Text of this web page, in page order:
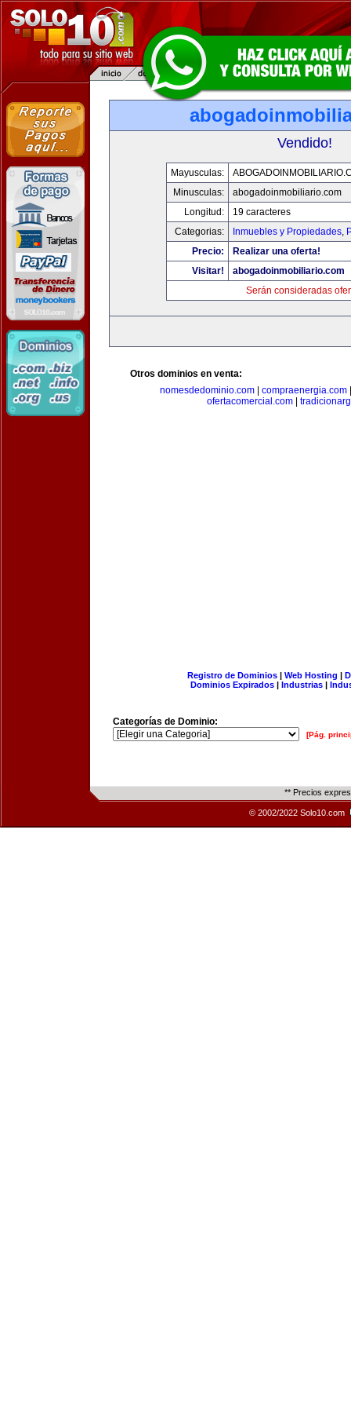
Vendido!
Mayusculas:
Minusculas:
abogadoinmobiliario.com
Longitud:
19 caracteres
Categorias:
Inmuebles y Propiedades,
Precio:
Realizar una oferta!
Visitar!
abogadoinmobiliario.com
Serán consideradas
Otros dominios en venta:
nomesdedominio.com| compraenergia.com
ofertacomercial.com
Registro de Dominios| Web Hosting |
Dominios Expirados | Industrias |
Categorías de Dominio:
[Pág.
** Precios
© 2002/2022 Solo10.com